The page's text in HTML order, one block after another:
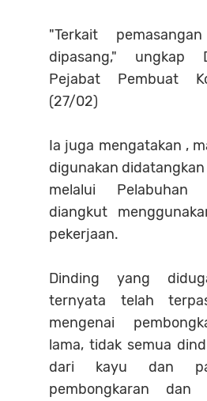
"Terkait
dipasang," ungkap
Pejabat Pembuat
(27/02)
Ia juga mengatakan ,
digunakan
melalui Pelabuhan
diangkut
pekerjaan.
Dinding yang
ternyata telah
mengenai
lama, tidak semua
dari kayu dan
pembongkaran dan